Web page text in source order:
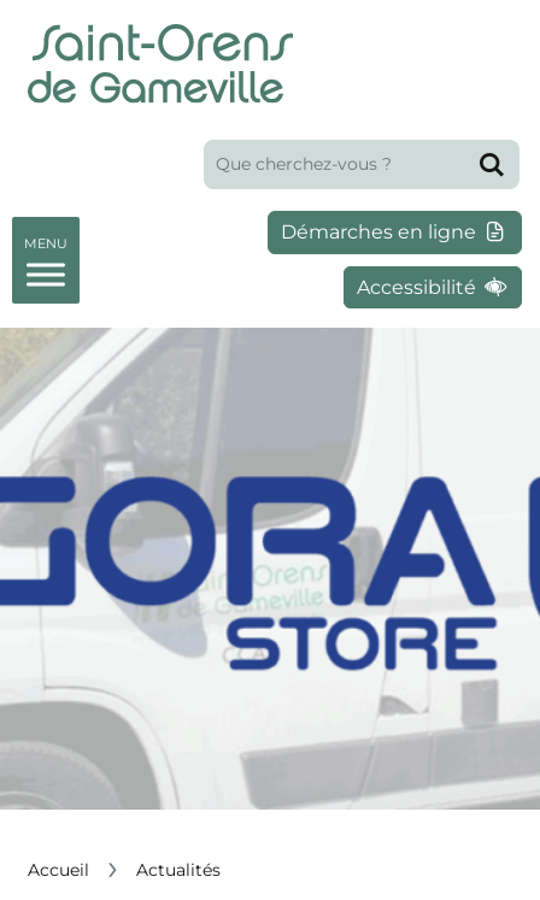
Que recherchez-vous ?
Démarches en ligne
Accessibilité
Accueil
Actualités